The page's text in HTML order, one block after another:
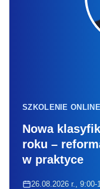
SZKOLENIE ONLINE
Nowa
roku –
w praktyce
26.08.2026 r., 9:00-